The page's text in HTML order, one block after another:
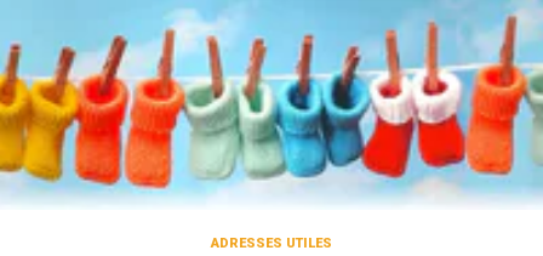
ADRESSES UTILES